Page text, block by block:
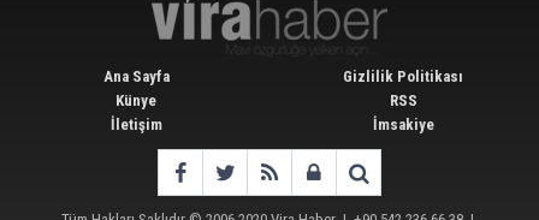
Ana Sayfa
Künye
İletişim
Gizlilik Politikası
RSS
İmsakiye